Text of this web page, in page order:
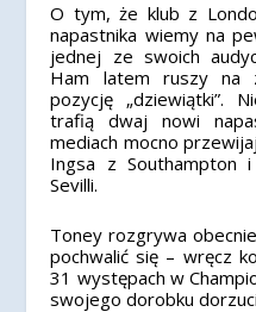
O tym, że klub z
napastnika wiemy na
jednej ze swoich
Ham latem ruszy na
pozycję „dziewiątki”.
trafią dwaj nowi
mediach mocno
Ingsa z Southampton
Sevilli.
Toney rozgrywa
pochwalić się – wręcz
31 występach w
swojego dorobku